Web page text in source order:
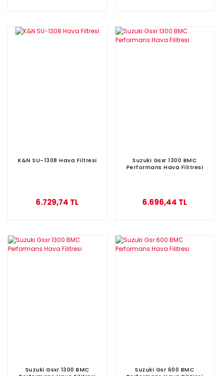
K&N SU-1308 Hava Filtresi
6.729,74 TL
Suzuki Gsxr 1300 BMC
Performans Hava Filitresi
6.696,44 TL
Suzuki Gsxr 1300 BMC
Suzuki Gsr 600 BMC